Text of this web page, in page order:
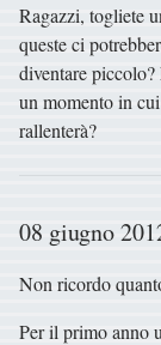
Ragazzi, togliete
queste ci
diventare piccolo?
un momento in
rallenterà?
08 giugno
Non ricordo
Per il primo anno